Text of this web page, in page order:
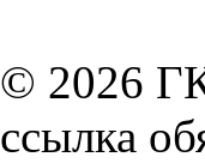
© 2026
ссылка